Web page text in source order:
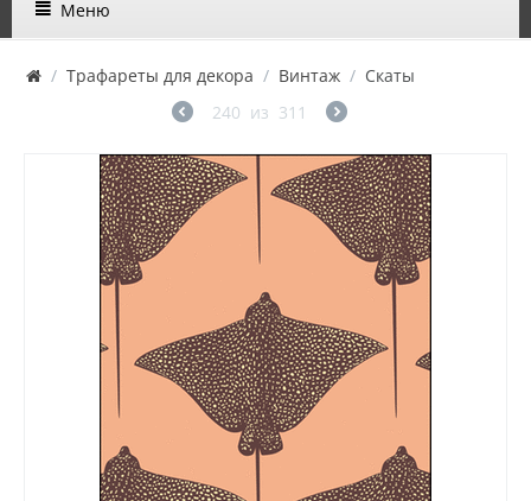
Меню
/ Трафареты для декора / Винтаж / Скаты
240 из 311